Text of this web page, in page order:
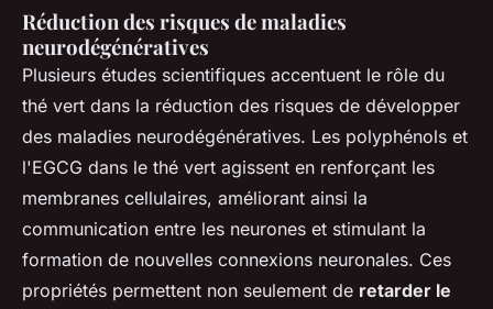
Réduction des risques de maladies
neurodégénératives
Plusieurs études scientifiques accentuent le rôle du
thé vert dans la réduction des risques de développer
des maladies neurodégénératives. Les polyphénols et
l'EGCG dans le thé vert agissent en renforçant les
membranes cellulaires, améliorant ainsi la
communication entre les neurones et stimulant la
formation de nouvelles connexions neuronales. Ces
propriétés permettent non seulement de retarder le